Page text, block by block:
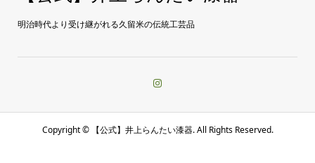
明治時代より受け継がれる久留米の伝統工芸品
Copyright ©【公式】井上らんたい漆器. All Rights Reserved.